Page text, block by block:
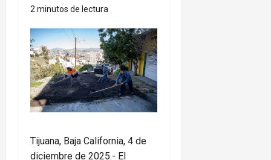
2 minutos de lectura
Tijuana, Baja California, 4 de
diciembre de 2025.- El